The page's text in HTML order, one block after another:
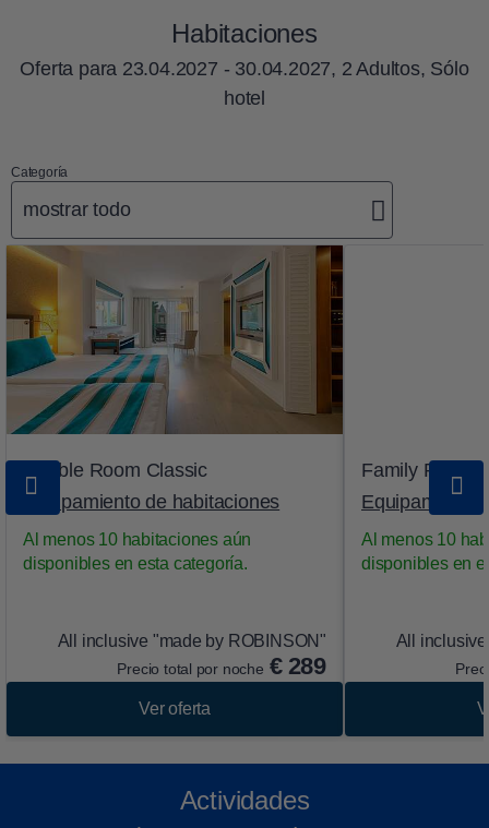
Habitaciones
Oferta para 23.04.2027 - 30.04.2027, 2 Adultos, Sólo
hotel
Categoría
mostrar todo
Double Room Classic
Equipamiento de habitaciones
Al menos 10 habitaciones aún
disponibles en esta categoría.
All inclusive "made by ROBINSON"
Precio total por noche € 289
Ver oferta
Family Room
Equipamiento
Al menos 10
disponibles en
All
Actividades